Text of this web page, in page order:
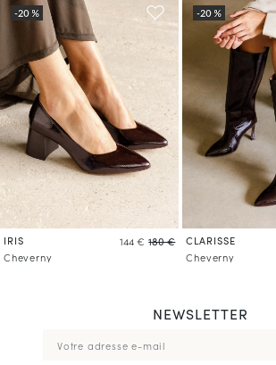
IRIS 144 € 180 €
Cheverny
CLARISSE
Cheverny
NEWSLETTER